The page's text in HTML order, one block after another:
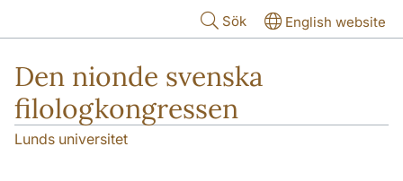
Sök English website
Den nionde svenska
filologkongressen
Lunds universitet